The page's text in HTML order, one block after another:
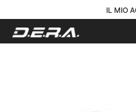
IL MIO